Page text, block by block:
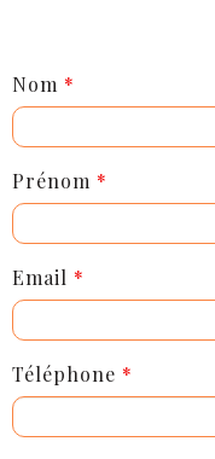
Nom *
Prénom *
Email *
Téléphone *